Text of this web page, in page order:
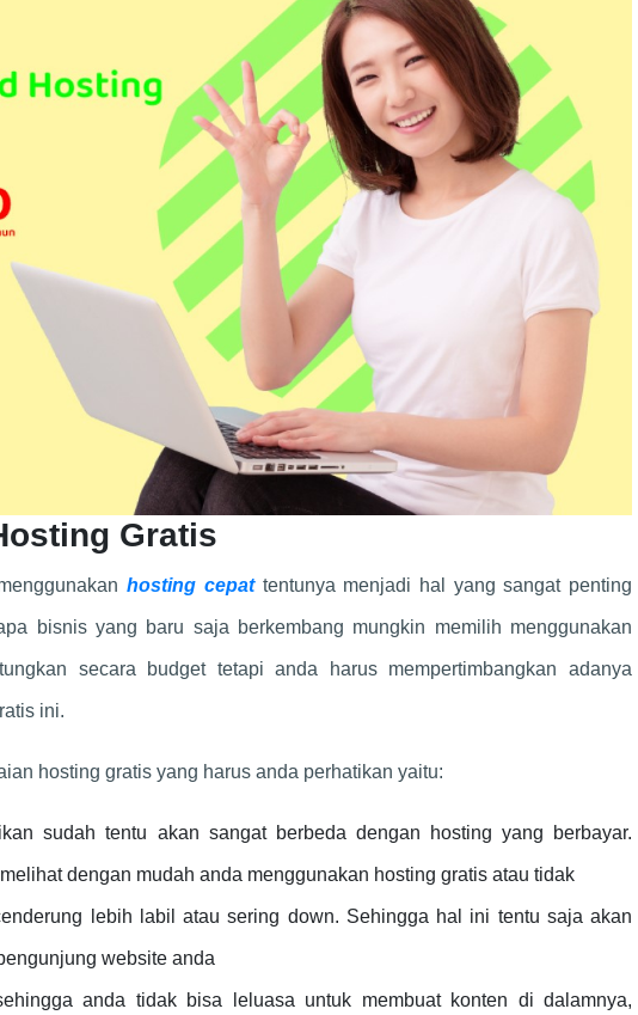
Gratis
hosting cepat tentunya menjadi hal yang sangat penting
bisnis yang baru saja berkembang mungkin memilih menggunakan
secara budget tetapi anda harus mempertimbangkan adanya
ini.
hosting gratis yang harus anda perhatikan yaitu:
sudah tentu akan sangat berbeda dengan hosting yang berbayar.
dengan mudah anda menggunakan hosting gratis atau tidak
lebih labil atau sering down. Sehingga hal ini tentu saja akan
website anda
anda tidak bisa leluasa untuk membuat konten di dalamnya,